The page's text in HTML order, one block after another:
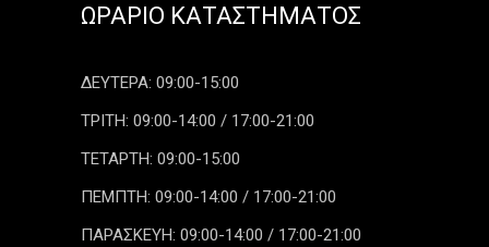
ΩΡΆΡΙΟ ΚΑΤΑΣΤΉΜΑΤΟΣ
ΔΕΥΤΕΡΑ: 09:00-15:00
ΤΡΙΤΗ: 09:00-14:00 / 17:00-21:00
ΤΕΤΑΡΤΗ: 09:00-15:00
ΠΕΜΠΤΗ: 09:00-14:00 / 17:00-21:00
ΠΑΡΑΣΚΕΥΗ: 09:00-14:00 / 17:00-21:00